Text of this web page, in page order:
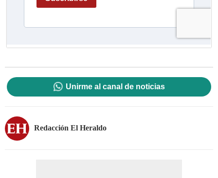
Unirme al canal de noticias
Redacción El Heraldo